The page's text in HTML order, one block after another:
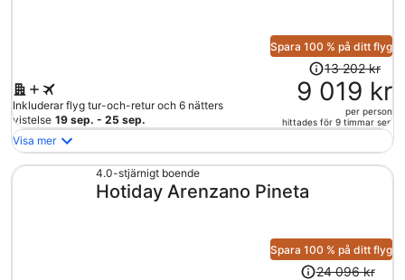
person
Spara 100 % på ditt flyg
Inkluderar flyg tur-och-retur och 6 nätters
vistelse 19 sep. - 25 sep.
Priset
var
13
202 kr
är
9
person
13 202 kr
9 019 kr
per person
hittades för 9 timmar sen
Visa mer
4.0-stjärnigt boende
Hotiday Arenzano Pineta
Spara 100 % på ditt flyg
Priset24 096 kr